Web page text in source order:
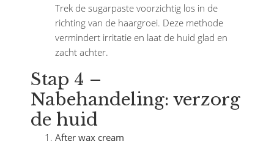
Trek de sugarpaste voorzichtig los in de
richting van de haargroei. Deze methode
vermindert irritatie en laat de huid glad en
zacht achter.
Stap 4 –
Nabehandeling: verzorg
de huid
After wax cream